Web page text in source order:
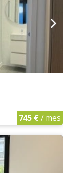
745 €/ mes